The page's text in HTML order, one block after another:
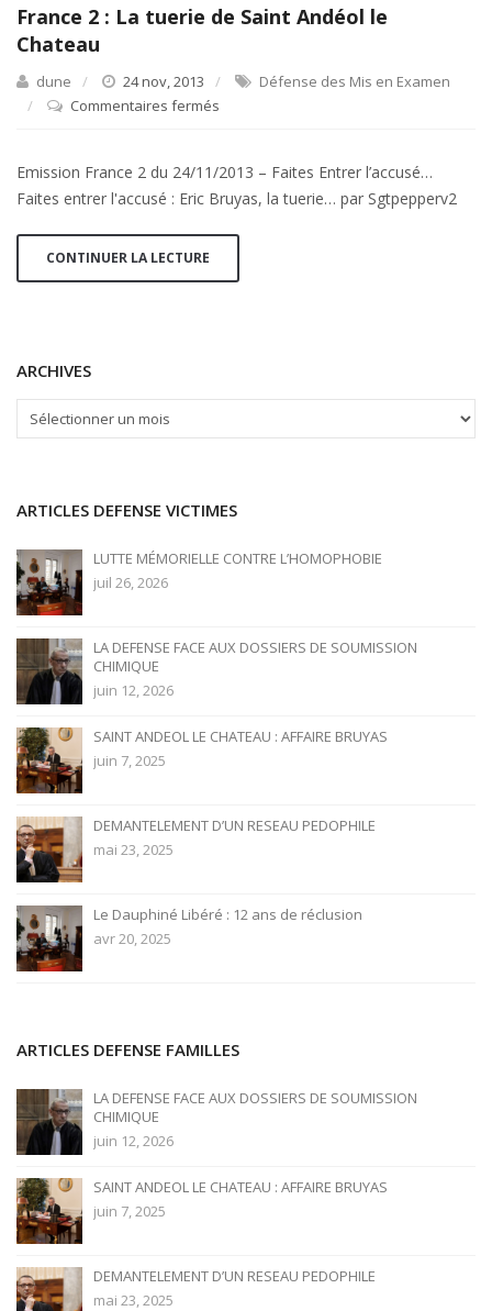
provocation
France 2 : La tuerie de Saint Andéol le
Chateau
dune 24 nov, 2013
Défense des Mis en Examen
Commentaires fermés
:
La
Saint
Emission France 2 du 24/11/2013 – Faites Entrer l’accusé…
Faites entrer l'accusé : Eric Bruyas, la tuerie… par Sgtpepperv2
CONTINUER LA LECTURE
ARCHIVES
ARCHIVES
ARTICLES DEFENSE VICTIMES
LUTTE MÉMORIELLE CONTRE L’HOMOPHOBIE
juil 26, 2026
LA DEFENSE FACE AUX DOSSIERS DE SOUMISSION
CHIMIQUE
juin 12, 2026
SAINT ANDEOL LE CHATEAU : AFFAIRE BRUYAS
juin 7, 2025
DEMANTELEMENT D’UN RESEAU PEDOPHILE
mai 23, 2025
Le Dauphiné Libéré : 12 ans de réclusion
avr 20, 2025
ARTICLES DEFENSE FAMILLES
LA DEFENSE FACE AUX DOSSIERS DE SOUMISSION
CHIMIQUE
juin 12, 2026
SAINT ANDEOL LE CHATEAU : AFFAIRE BRUYAS
juin 7, 2025
DEMANTELEMENT D’UN RESEAU PEDOPHILE
mai 23, 2025